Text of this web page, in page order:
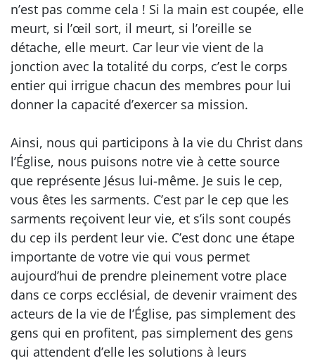
n’est pas comme cela ! Si la main est coupée, elle
meurt, si l’œil sort, il meurt, si l’oreille se
détache, elle meurt. Car leur vie vient de la
jonction avec la totalité du corps, c’est le corps
entier qui irrigue chacun des membres pour lui
donner la capacité d’exercer sa mission.
Ainsi, nous qui participons à la vie du Christ dans
l’Église, nous puisons notre vie à cette source
que représente Jésus lui-même. Je suis le cep,
vous êtes les sarments. C’est par le cep que les
sarments reçoivent leur vie, et s’ils sont coupés
du cep ils perdent leur vie. C’est donc une étape
importante de votre vie qui vous permet
aujourd’hui de prendre pleinement votre place
dans ce corps ecclésial, de devenir vraiment des
acteurs de la vie de l’Église, pas simplement des
gens qui en profitent, pas simplement des gens
qui attendent d’elle les solutions à leurs